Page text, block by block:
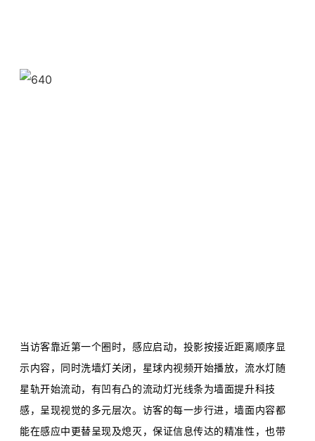
当访客靠近第一个圈时，感应启动，投影按接近距离顺序显
示内容，同时洗墙灯关闭，星球内视频开始播放，流水灯随
星轨开始流动，有凹有凸的流动灯光线条为墙面提升科技
感，呈现视觉的多元层次。 访客的每一步行进，墙面内容都
能在感应中更替呈现及熄灭，保证信息传达的精准性，也带